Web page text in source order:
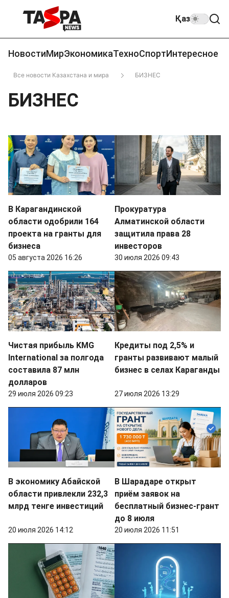
Қаз
НовостиМирЭкономикаТехноСпортИнтересное
Все новости Казахстана и мира БИЗНЕС
БИЗНЕС
В Карагандинской
области одобрили 164
проекта на гранты для
бизнеса
05 августа 2026 16:26
Прокуратура
Алматинской области
защитила права 28
инвесторов
30 июля 2026 09:43
Чистая прибыль KMG
International за полгода
составила 87 млн
долларов
29 июля 2026 09:23
Кредиты под 2,5% и
гранты развивают малый
бизнес в селах Караганды
27 июля 2026 13:29
В экономику Абайской
области привлекли 232,3
млрд тенге инвестиций
20 июля 2026 14:12
В Шарадаре открыт
приём заявок на
бесплатный бизнес-грант
до 8 июля
20 июля 2026 11:51